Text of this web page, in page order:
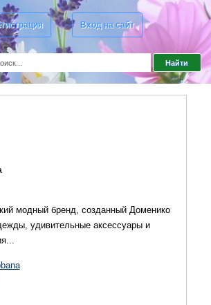
Вход на сайт
модный бренд, созданный Доменико
удивительные аксессуары и